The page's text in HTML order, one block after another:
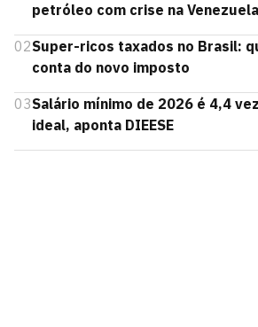
petróleo com crise na Venezuela
02Super-ricos taxados no Brasil:
conta do novo imposto
03Salário mínimo de 2026 é 4,4
ideal, aponta DIEESE